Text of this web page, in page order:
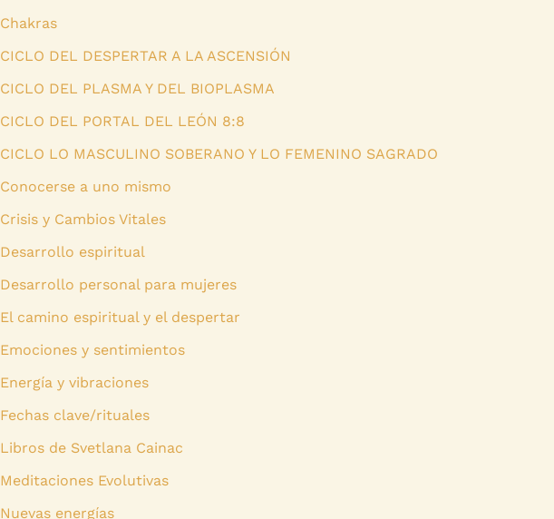
Chakras
CICLO DEL DESPERTAR A LA ASCENSIÓN
CICLO DEL PLASMA Y DEL BIOPLASMA
CICLO DEL PORTAL DEL LEÓN 8:8
CICLO LO MASCULINO SOBERANO Y LO FEMENINO SAGRADO
Conocerse a uno mismo
Crisis y Cambios Vitales
Desarrollo espiritual
Desarrollo personal para mujeres
El camino espiritual y el despertar
Emociones y sentimientos
Energía y vibraciones
Fechas clave/rituales
Libros de Svetlana Cainac
Meditaciones Evolutivas
Nuevas energías